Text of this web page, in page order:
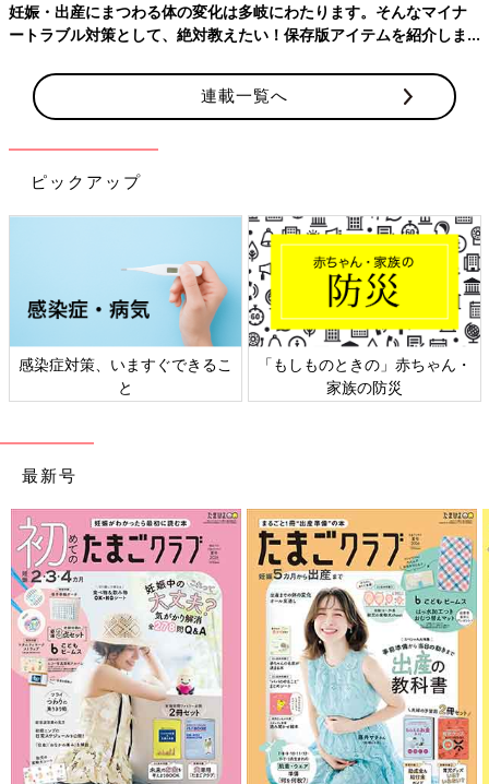
【助成を受けられる人は？】
※自治体によるので要確認
5 万円×胎児の数
住んでいる市区町村の役所の担当窓口
ほかにもこんな支援が②低所得者の 初回健診費の助
成：「妊娠したかも？」と思ったときの産科受診料
「妊娠したかどうか診察を受けたいけれど、産科の受診料は健康
保険がきかないから高額だし…」と受診を躊躇することがないよ
う、低所得世帯をサポートする制度。
妊娠・出産にまつわる体の変化は多岐にわたります。そんなマイナ
ートラブル対策として、絶対教えたい！保存版アイテムを紹介しま
連載一覧へ
ピックアップ
感染症対策、いますぐできるこ
と
「もしものときの」赤ちゃん・
家族の防災
最新号